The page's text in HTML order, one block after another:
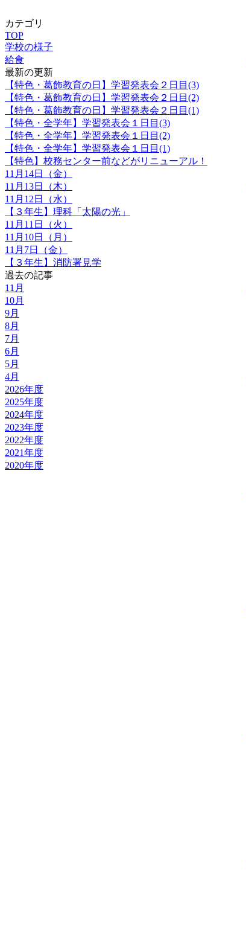
カテゴリ
TOP
学校の様子
給食
最新の更新
【特色・葛飾教育の日】学習発表会２日目(3)
【特色・葛飾教育の日】学習発表会２日目(2)
【特色・葛飾教育の日】学習発表会２日目(1)
【特色・全学年】学習発表会１日目(3)
【特色・全学年】学習発表会１日目(2)
【特色・全学年】学習発表会１日目(1)
【特色】校務センター前などがリニューアル！
11月14日（金）
11月13日（木）
11月12日（水）
【３年生】理科「太陽の光」
11月11日（火）
11月10日（月）
11月7日（金）
【３年生】消防署見学
過去の記事
11月
10月
9月
8月
7月
6月
5月
4月
2026年度
2025年度
2024年度
2023年度
2022年度
2021年度
2020年度